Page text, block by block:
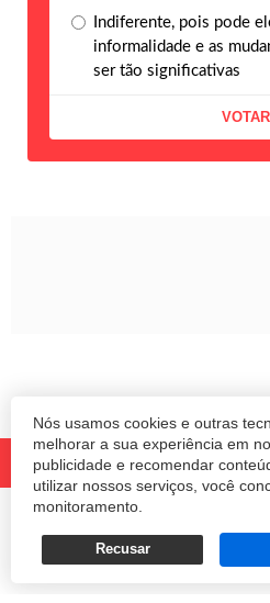
Nós usamos cookies e outras
melhorar a sua experiência em
publicidade e recomendar
utilizar nossos serviços, você
monitoramento.
Recusar
Indiferente, pois pode
informalidade e as
ser tão significativas
Termos e Políticas de